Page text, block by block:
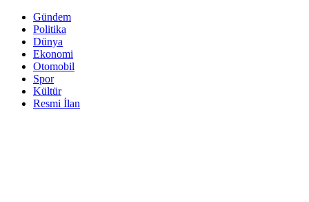
Gündem
Politika
Dünya
Ekonomi
Otomobil
Spor
Kültür
Resmi İlan